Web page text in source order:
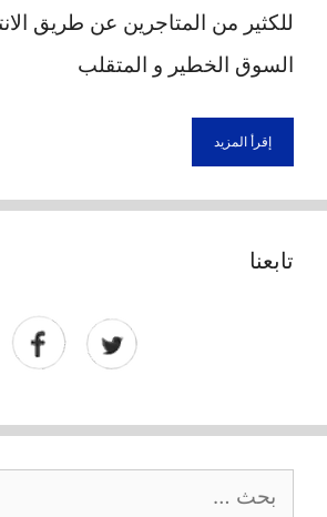
للكثير من المتاجرين عن طريق
السوق الخطير و المتقلب
إقرأ المزيد
تابعنا
البحث